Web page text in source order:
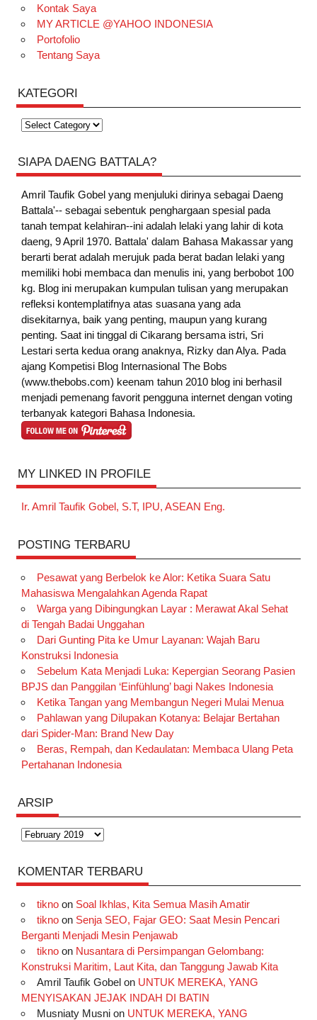
Kontak Saya
MY ARTICLE @YAHOO INDONESIA
Portofolio
Tentang Saya
KATEGORI
Kategori
SIAPA DAENG BATTALA?
Amril Taufik Gobelyang menjuluki dirinya sebagai Daeng
Battala'-- sebagai sebentuk penghargaan spesial pada
tanah tempat kelahiran--ini adalah lelaki yang lahir di kota
daeng, 9 April 1970. Battala' dalam Bahasa Makassar yang
berarti berat adalah merujuk pada berat badan lelaki yang
memiliki hobi membaca dan menulis ini, yang berbobot 100
kg. Blog ini merupakan kumpulan tulisan yang merupakan
refleksi kontemplatifnya atas suasana yang ada
disekitarnya, baik yang penting, maupun yang kurang
penting. Saat ini tinggal di Cikarang bersama istri, Sri
Lestari serta kedua orang anaknya, Rizky dan Alya. Pada
ajang Kompetisi Blog Internasional The Bobs
(www.thebobs.com) keenam tahun 2010 blog ini berhasil
menjadi pemenang favorit pengguna internet dengan voting
terbanyak kategori Bahasa Indonesia.
MY LINKED IN PROFILE
Ir. Amril Taufik Gobel, S.T, IPU, ASEAN Eng.
POSTING TERBARU
Pesawat yang Berbelok ke Alor: Ketika Suara Satu
Mahasiswa Mengalahkan Agenda Rapat
Warga yang Dibingungkan Layar : Merawat Akal Sehat
di Tengah Badai Unggahan
Dari Gunting Pita ke Umur Layanan: Wajah Baru
Konstruksi Indonesia
Sebelum Kata Menjadi Luka: Kepergian Seorang Pasien
BPJS dan Panggilan ‘Einfühlung’ bagi Nakes Indonesia
Ketika Tangan yang Membangun Negeri Mulai Menua
Pahlawan yang Dilupakan Kotanya: Belajar Bertahan
dari Spider-Man: Brand New Day
Beras, Rempah, dan Kedaulatan: Membaca Ulang Peta
Pertahanan Indonesia
ARSIP
Arsip
KOMENTAR TERBARU
tiknoon Soal Ikhlas, Kita Semua Masih Amatir
tiknoon Senja SEO, Fajar GEO: Saat Mesin Pencari
Berganti Menjadi Mesin Penjawab
tiknoon Nusantara di Persimpangan Gelombang:
Konstruksi Maritim, Laut Kita, dan Tanggung Jawab Kita
Amril Taufik Gobelon UNTUK MEREKA, YANG
MENYISAKAN JEJAK INDAH DI BATIN
Musniaty Musnion UNTUK MEREKA, YANG